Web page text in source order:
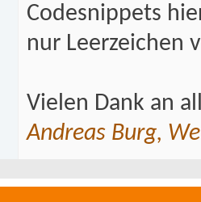
Codesnippets
nur Leerzeichen
Vielen Dank an
Andreas Burg,